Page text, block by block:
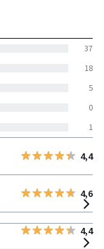
1
0
5
18
37
4,4
4,6
4,4